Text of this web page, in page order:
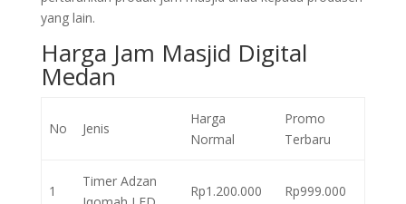
yang lain.
Harga Jam Masjid Digital
Medan
No Jenis
Harga
Normal
Promo
Terbaru
1
Timer Adzan
Rp1.200.000 Rp999.000